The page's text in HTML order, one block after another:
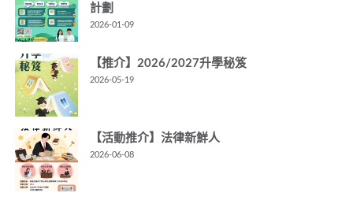
計劃
2026-01-09
【推介】2026/2027升學秘笈
2026-05-19
【活動推介】法律新鮮人
2026-06-08